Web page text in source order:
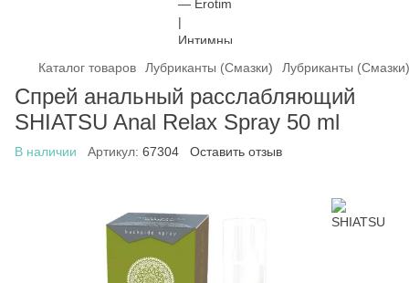
Каталог товаров Лубриканты (Смазки) Лубриканты
Спрей анальный расслабляющий
SHIATSU Anal Relax Spray 50 ml
В наличии Артикул: 67304 Оставить отзыв